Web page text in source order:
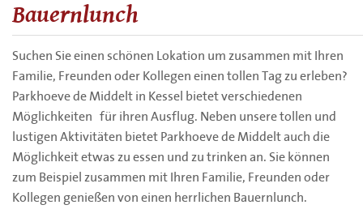
Bauernlunch
Suchen Sie einen schönen Lokation um zusammen mit Ihren
Familie, Freunden oder Kollegen einen tollen Tag zu erleben?
Parkhoeve de Middelt in Kessel bietet verschiedenen
Möglichkeiten für ihren Ausflug. Neben unsere tollen und
lustigen Aktivitäten bietet Parkhoeve de Middelt auch die
Möglichkeit etwas zu essen und zu trinken an. Sie können
zum Beispiel zusammen mit Ihren Familie, Freunden oder
Kollegen genießen von einen herrlichen Bauernlunch.